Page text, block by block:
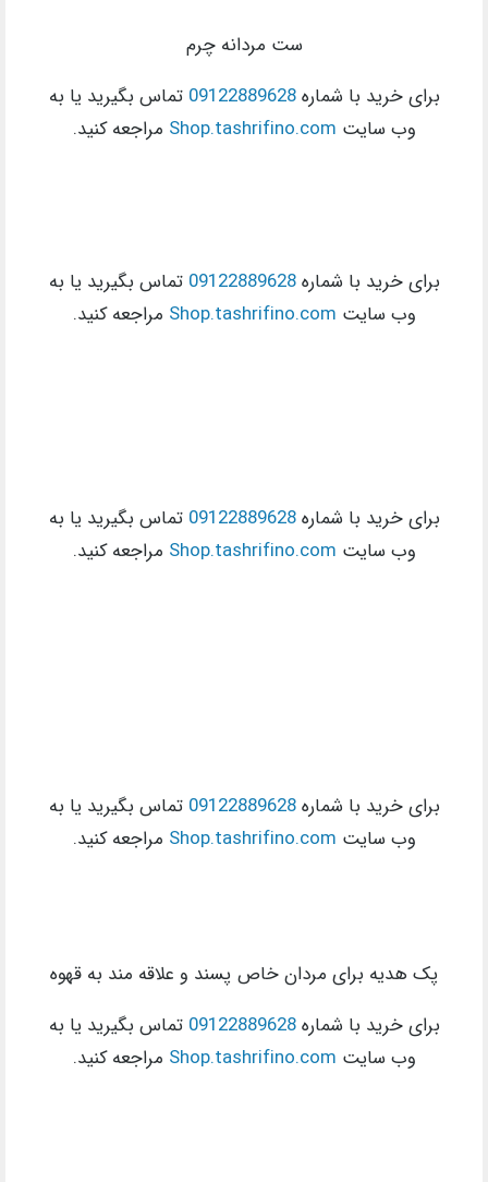
ست مردانه چرم
برای خرید با شماره09122889628 تماس بگیرید یا به
وب سایت Shop.tashrifino.com مراجعه کنید.
برای خرید با شماره09122889628 تماس بگیرید یا به
وب سایت Shop.tashrifino.com مراجعه کنید.
برای خرید با شماره09122889628 تماس بگیرید یا به
وب سایت Shop.tashrifino.com مراجعه کنید.
برای خرید با شماره09122889628 تماس بگیرید یا به
وب سایت Shop.tashrifino.com مراجعه کنید.
پک هدیه برای مردان خاص پسند و علاقه مند به قهوه
برای خرید با شماره09122889628 تماس بگیرید یا به
وب سایت Shop.tashrifino.com مراجعه کنید.